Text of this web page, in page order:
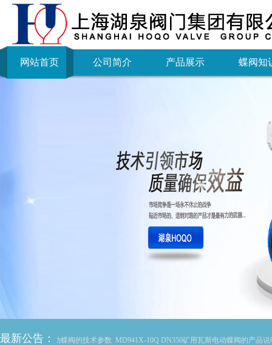
网站首页 公司简介 产品展示 蝶阀知
最新公告：
DN600矿用电动蝶阀的技术参数 MD941X-10Q DN350矿用瓦斯电动蝶阀的产品说